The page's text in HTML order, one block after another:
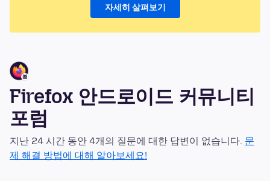
자세히 살펴보기
Firefox 안드로이드 커뮤니티
포럼
지난 24 시간 동안 4개의 질문에 대한 답변이 없습니다. 문
제 해결 방법에 대해 알아보세요!